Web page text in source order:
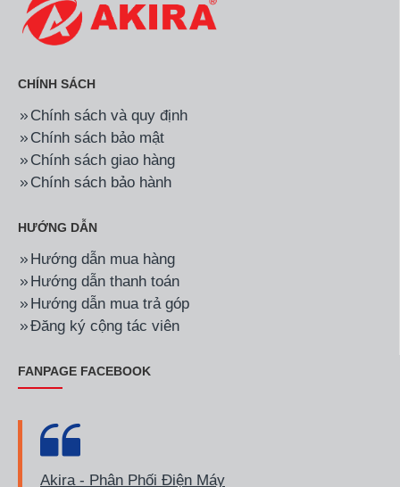
CHÍNH SÁCH
Chính sách và quy định
Chính sách bảo mật
Chính sách giao hàng
Chính sách bảo hành
HƯỚNG DẪN
Hướng dẫn mua hàng
Hướng dẫn thanh toán
Hướng dẫn mua trả góp
Đăng ký cộng tác viên
FANPAGE FACEBOOK
Akira - Phân Phối Điện Máy